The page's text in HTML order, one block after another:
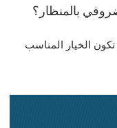
بالمنظار؟
الخيار المناسب